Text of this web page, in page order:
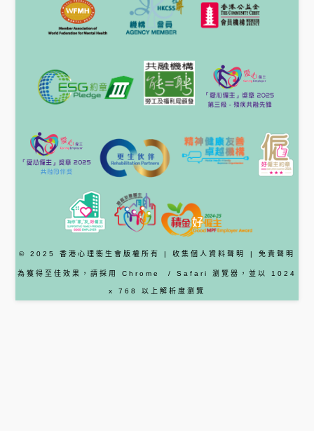
© 2025 香港心理衞生會版權所有 | 收集個人資料聲明 | 免責聲明
為獲得至佳效果，請採用 Chrome / Safari 瀏覽器 ，並以 1024
x 768 以上解析度瀏覽